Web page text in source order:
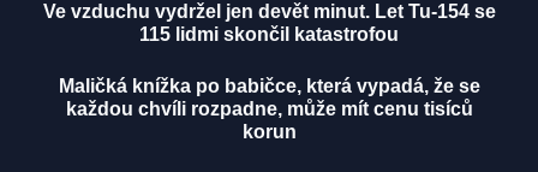
Ve vzduchu vydržel jen devět minut. Let Tu-154 se
115 lidmi skončil katastrofou
Maličká knížka po babičce, která vypadá, že se
každou chvíli rozpadne, může mít cenu tisíců
korun